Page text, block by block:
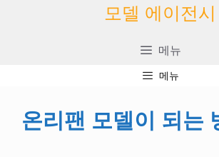
모델 에이전시
메뉴
메뉴
온리팬 모델이 되는